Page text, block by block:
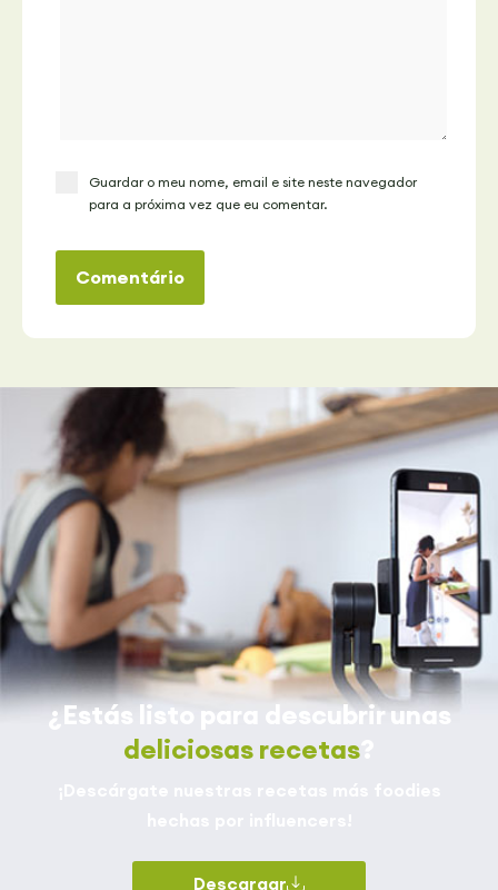
Guardar o meu nome, email e site neste navegador
para a próxima vez que eu comentar.
Comentário
¿Estás listo para descubrir unas
deliciosas recetas
Descargar